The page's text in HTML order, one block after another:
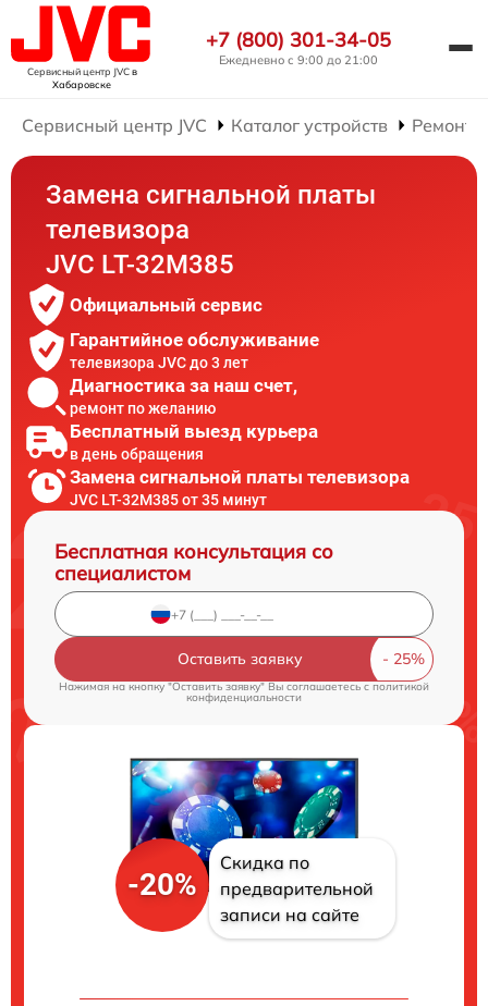
Сервисный центр JVCв
Хабаровске
+7 (800) 301-34-05
Ежедневно с 9:00 до 21:00
Сервисный центр JVC Каталог устройств Ремонт
Замена сигнальной платы
телевизора
JVC LT-32M385
Официальный сервис
Гарантийное обслуживание
телевизора JVC до 3 лет
Диагностика за наш счет,
ремонт по желанию
Бесплатный выезд курьера
в день обращения
Замена сигнальной платы телевизора
JVC LT-32M385 от 35 минут
Бесплатная консультация со
специалистом
Оставить заявку
Нажимая на кнопку "Оставить заявку" Вы соглашаетесь cполитикой
конфиденциальности
-20%
Скидка по
предварительной
записи на сайте